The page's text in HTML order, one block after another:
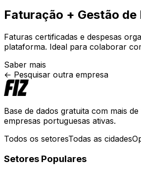
Faturação + Gestão de
Faturas certificadas e despesas
plataforma. Ideal para colaborar
Saber mais
← Pesquisar outra empresa
Base de dados gratuita com mais
empresas portuguesas ativas.
Todos os setoresTodas as cidades
Setores Populares